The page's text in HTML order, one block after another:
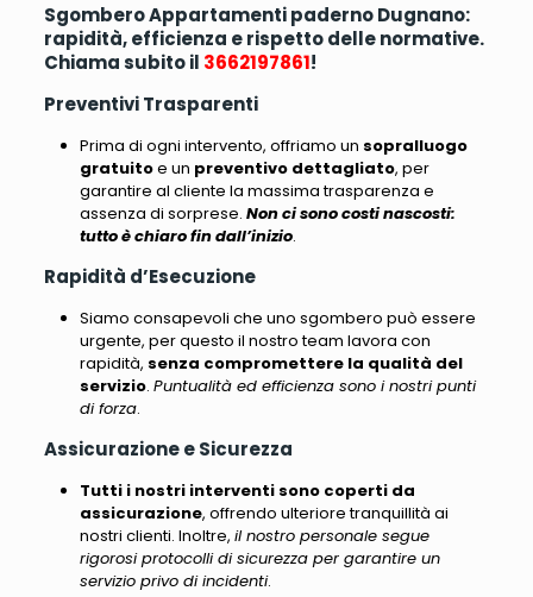
Sgombero Appartamenti paderno Dugnano:
rapidità, efficienza e rispetto delle normative.
Chiama subito il 3662197861!
Preventivi Trasparenti
Prima di ogni intervento, offriamo un sopralluogo
gratuitoe un preventivo dettagliato, per
garantire al cliente la massima trasparenza e
assenza di sorprese. Non ci sono costi nascosti:
tutto è chiaro fin dall’inizio.
Rapidità d’Esecuzione
Siamo consapevoli che uno sgombero può essere
urgente, per questo il nostro team lavora con
rapidità, senza compromettere la qualità del
servizio. Puntualità ed efficienza sono i nostri punti
di forza.
Assicurazione e Sicurezza
Tutti i nostri interventi sono coperti da
assicurazione, offrendo ulteriore tranquillità ai
nostri clienti. Inoltre, il nostro personale segue
rigorosi protocolli di sicurezza per garantire un
servizio privo di incidenti.